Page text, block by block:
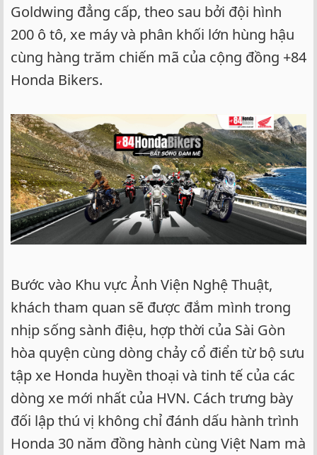
Goldwing đẳng cấp, theo sau bởi đội hình
200 ô tô, xe máy và phân khối lớn hùng hậu
cùng hàng trăm chiến mã của cộng đồng +84
Honda Bikers.
Bước vào Khu vực Ảnh Viện Nghệ Thuật,
khách tham quan sẽ được đắm mình trong
nhịp sống sành điệu, hợp thời của Sài Gòn
hòa quyện cùng dòng chảy cổ điển từ bộ sưu
tập xe Honda huyền thoại và tinh tế của các
dòng xe mới nhất của HVN. Cách trưng bày
đối lập thú vị không chỉ đánh dấu hành trình
Honda 30 năm đồng hành cùng Việt Nam mà